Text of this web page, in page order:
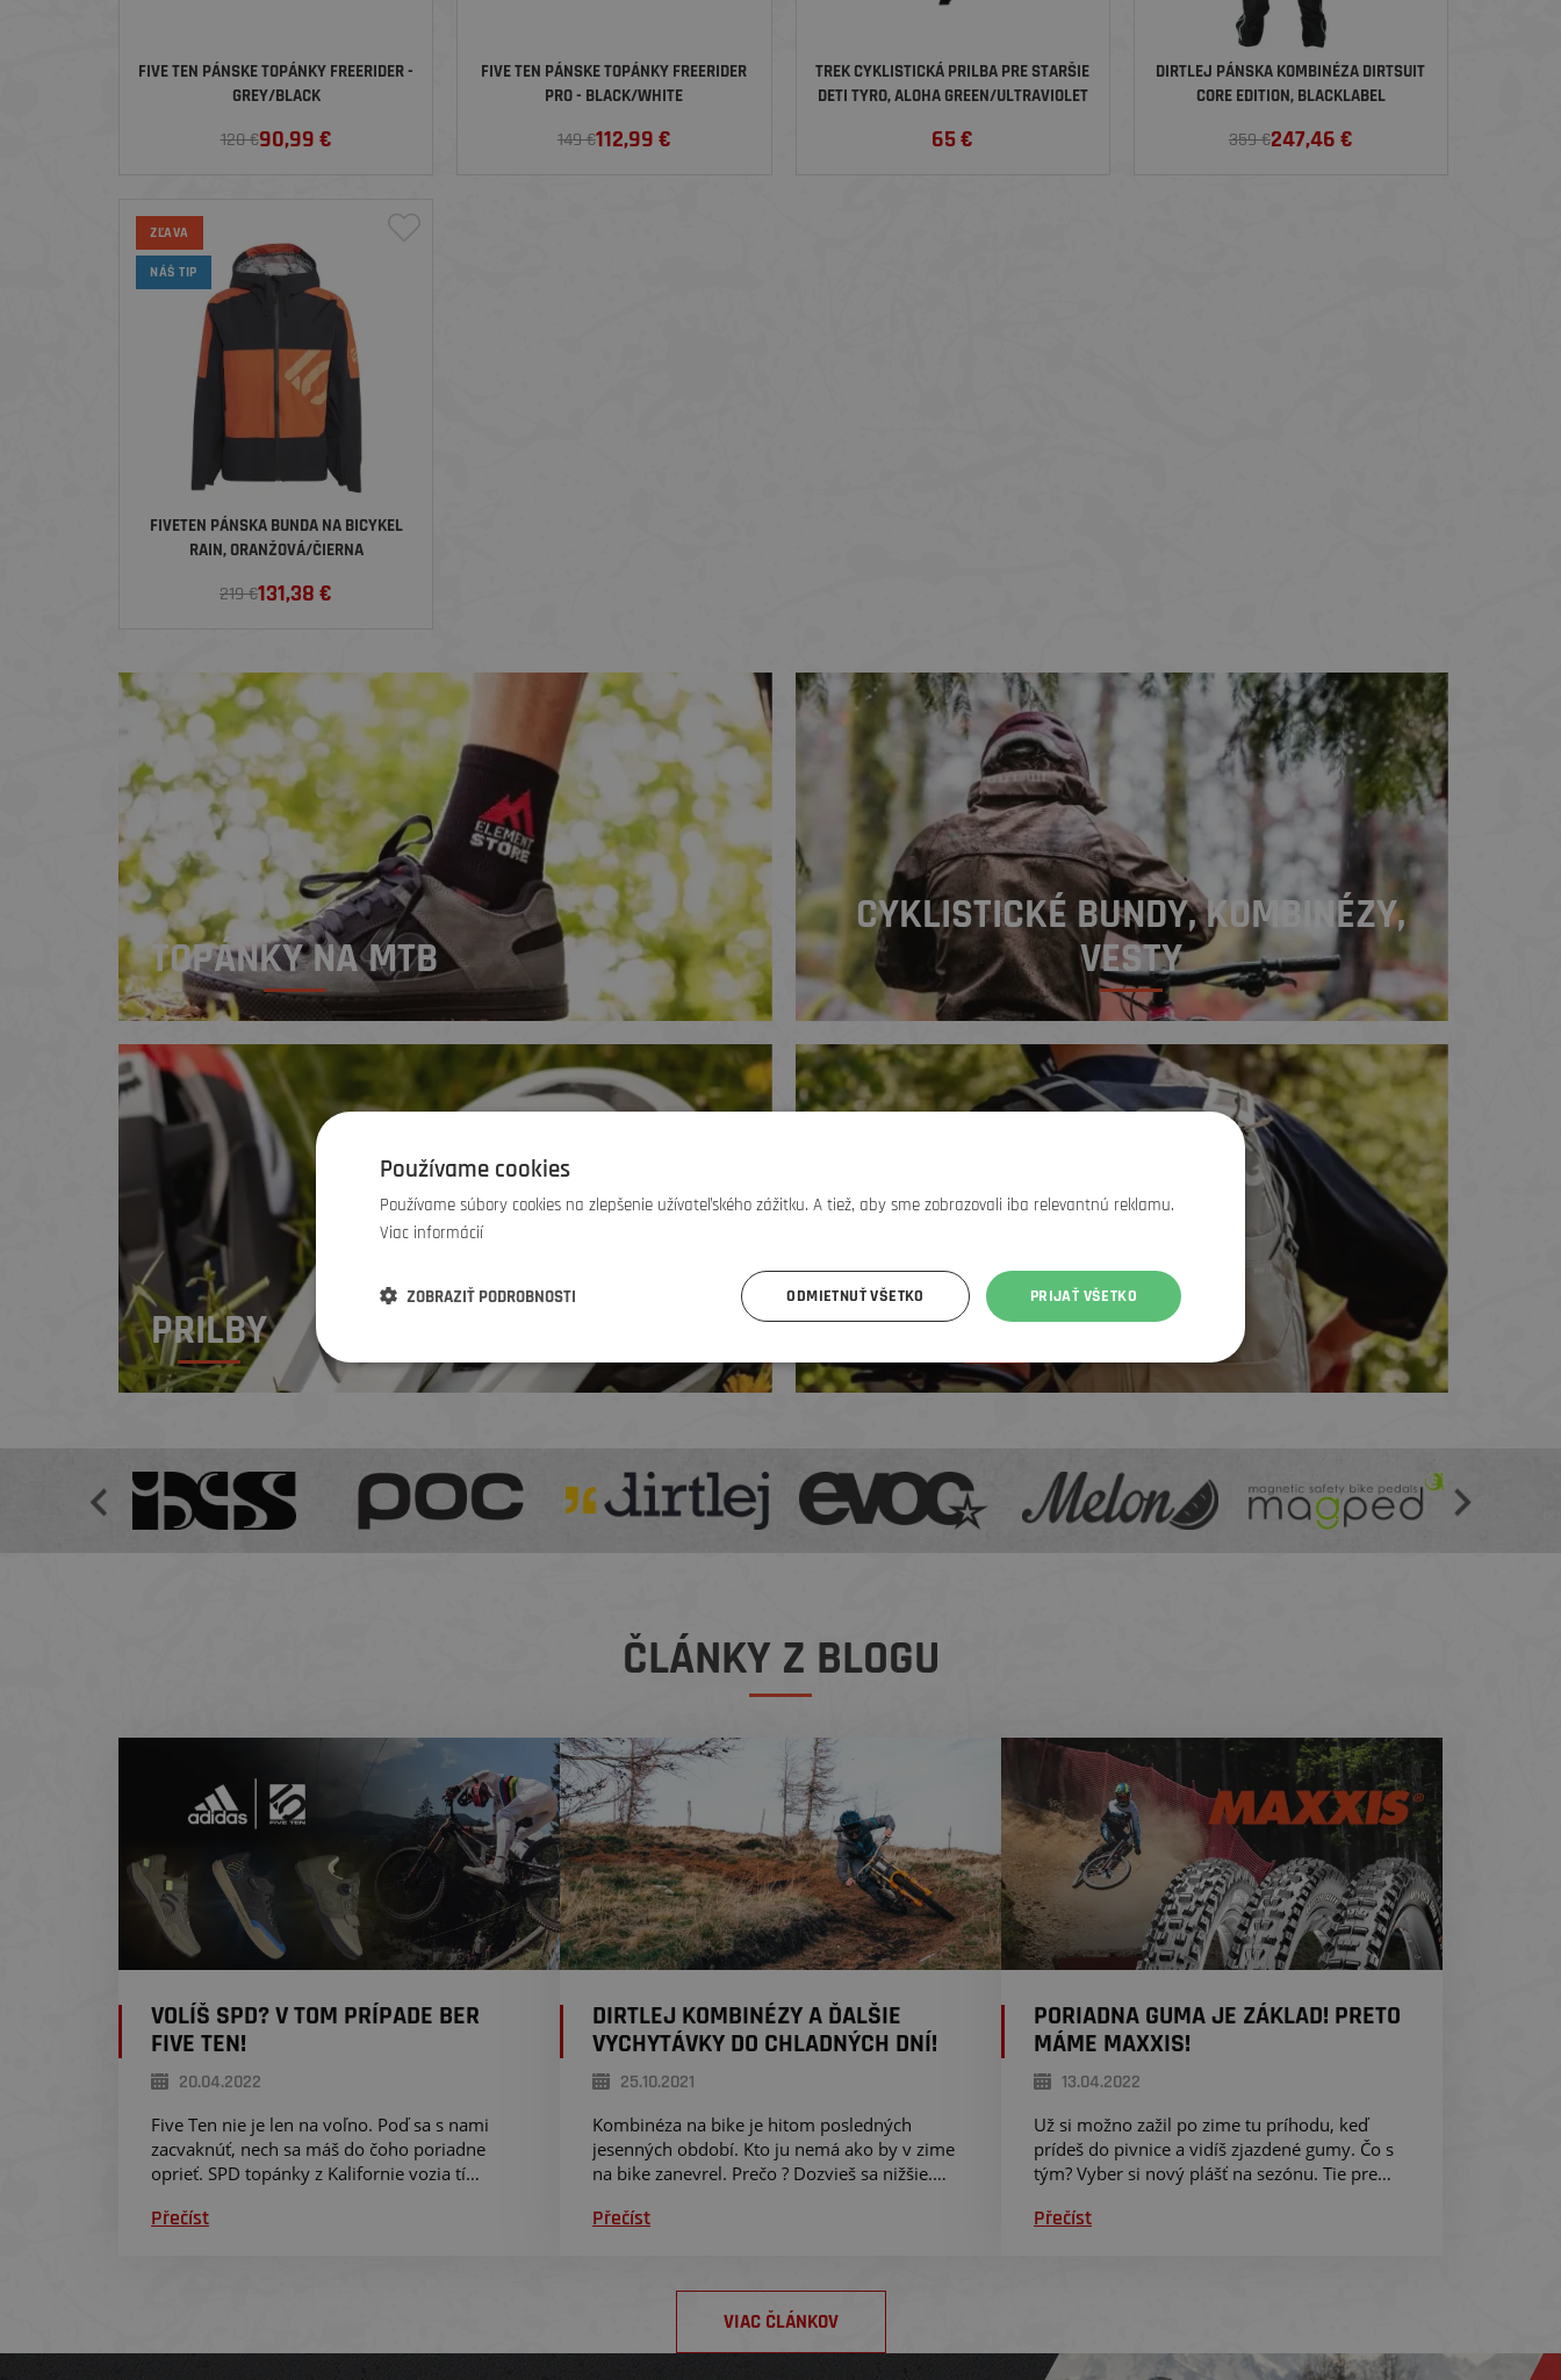
FIVE TEN PÁNSKE TOPÁNKY FREERIDER -
GREY/BLACK
120 €90,99€
FIVE TEN PÁNSKE TOPÁNKY FREERIDER
PRO - BLACK/WHITE
149 €112,99€
TREK CYKLISTICKÁ PRILBA PRE STARŠIE
DETI TYRO, ALOHA GREEN/ULTRAVIOLET
65€
DIRTLEJ PÁNSKA KOMBINÉZA DIRTSUIT
CORE EDITION, BLACKLABEL
359 €247,46€
ZĽAVA
NÁŠ TIP
FIVETEN PÁNSKA BUNDA NA BICYKEL
RAIN, ORANŽOVÁ/ČIERNA
219 €131,38€
TOPÁNKY NA MTB
CYKLISTICKÉ BUNDY, KOMBINÉZY,
VESTY
PRILBY BATOHY A ĽADVINKY
ČLÁNKY Z BLOGU
VOLÍŠ SPD? V TOM PRÍPADE BER
FIVE TEN!
20.04.2022
Five Ten nie je len na voľno. Poď sa s nami
zacvaknúť, nech sa máš do čoho poriadne
oprieť. SPD topánky z Kalifornie vozia tí
tohto roku sa modelové rady rozšírili a ja ti ich
Přečíst
DIRTLEJ KOMBINÉZY A ĎALŠIE
VYCHYTÁVKY DO CHLADNÝCH DNÍ!
25.10.2021
Kombinéza na bike je hitom posledných
jesenných období. Kto ju nemá ako by v zime
na bike zanevrel. Prečo ? Dozvieš sa nižšie.
je z čoho vyberať.
Přečíst
PORIADNA GUMA JE ZÁKLAD! PRETO
MÁME MAXXIS!
13.04.2022
Už si možno zažil po zime tu príhodu, keď
prídeš do pivnice a vidíš zjazdené gumy. Čo s
tým? Vyber si nový plášť na sezónu. Tie pre
výrobca, ktorého určite nemusím menovať, ale
Přečíst
VIAC ČLÁNKOV
Používame cookies
Používame súbory cookies na zlepšenie užívateľského zážitku. A tiež, aby sme zobrazovali iba relevantnú reklamu.
Viac informácií
PRIJAŤ VŠETKO
ODMIETNUŤ VŠETKO
ZOBRAZIŤ PODROBNOSTI